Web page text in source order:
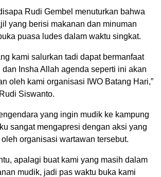
Rudi Gembel menuturkan bahwa
yang berisi makanan dan minuman
puasa ludes dalam waktu singkat.
kami salurkan tadi dapat bermanfaat
dan Insha Allah agenda seperti ini akan
oleh kami organisasi IWO Batang Hari,”
Siswanto.
yang ingin mudik ke kampung
sangat mengapresi dengan aksi yang
organisasi wartawan tersebut.
apalagi buat kami yang masih dalam
mudik, jadi pas waktu buka kami